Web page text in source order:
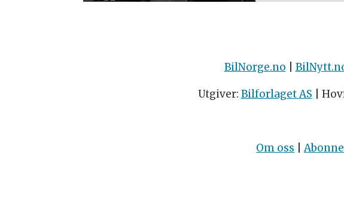
BilNorge.no
Utgiver: Bilforlaget AS |
Om oss |